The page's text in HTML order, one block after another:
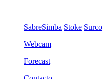
SabreSimba Stoke Surco
Webcam
Forecast